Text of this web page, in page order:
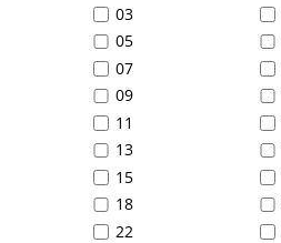
03
05
07
09
11
13
15
18
22